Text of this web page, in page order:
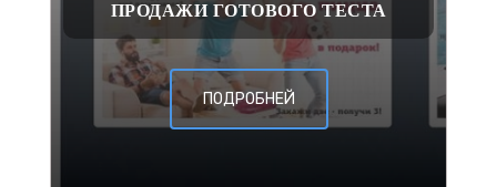
ПРОДАЖИ ГОТОВОГО ТЕСТА
ПОДРОБНЕЙ